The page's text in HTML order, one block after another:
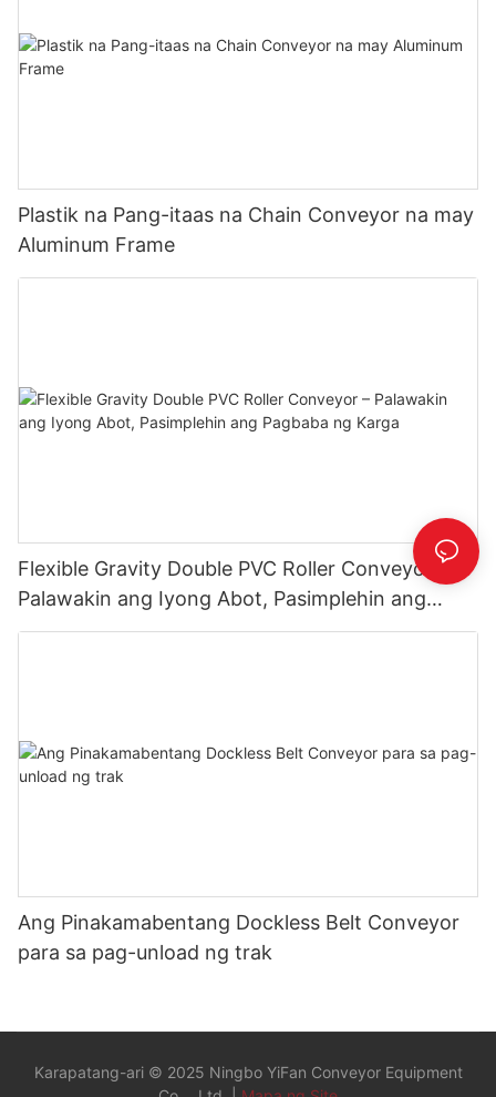
Plastik na Pang-itaas na Chain Conveyor na may
Aluminum Frame
Flexible Gravity Double PVC Roller Conveyor –
Palawakin ang Iyong Abot, Pasimplehin ang
Pagbaba ng Karga
Ang Pinakamabentang Dockless Belt Conveyor
para sa pag-unload ng trak
Karapatang-ari © 2025 Ningbo YiFan Conveyor Equipment